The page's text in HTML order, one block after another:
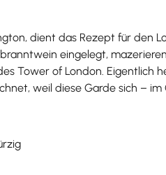
dient das Rezept für
eingelegt,
Tower of London. Eigentlich
weil diese Garde sich –